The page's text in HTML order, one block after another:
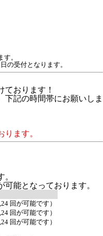
。
の受付となります。
ております！
下記の時間帯にお願いしま
ます。
能となっております。
回が可能です）
回が可能です）
回が可能です）